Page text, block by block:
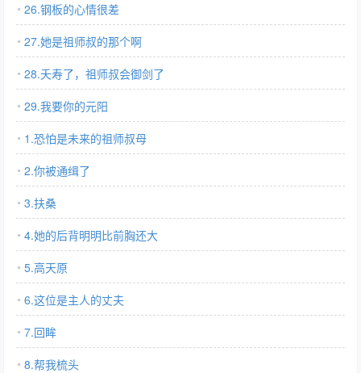
26.钢板的心情很差
27.她是祖师叔的那个啊
28.夭寿了，祖师叔会御剑了
29.我要你的元阳
1.恐怕是未来的祖师叔母
2.你被通缉了
3.扶桑
4.她的后背明明比前胸还大
5.高天原
6.这位是主人的丈夫
7.回眸
8.帮我梳头